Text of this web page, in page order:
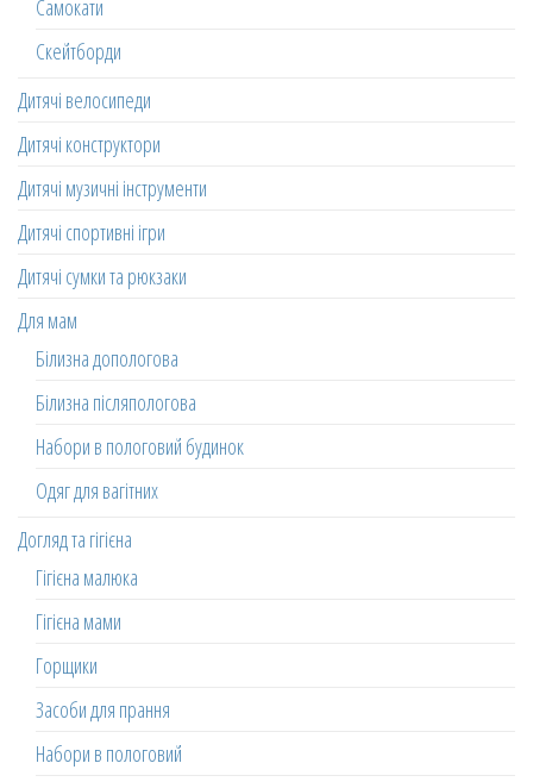
Самокати
Скейтборди
Дитячі велосипеди
Дитячі конструктори
Дитячі музичні інструменти
Дитячі спортивні ігри
Дитячі сумки та рюкзаки
Для мам
Білизна допологова
Білизна післяпологова
Набори в пологовий будинок
Одяг для вагітних
Догляд та гігієна
Гігієна малюка
Гігієна мами
Горщики
Засоби для прання
Набори в пологовий